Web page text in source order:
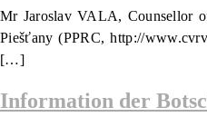
Mr Jaroslav VALA, Counsellor
Piešťany (PPRC, http://
[…]
Information der